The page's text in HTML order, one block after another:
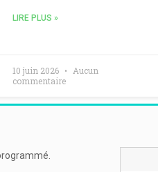
LIRE PLUS »
10 juin 2026
Aucun
commentaire